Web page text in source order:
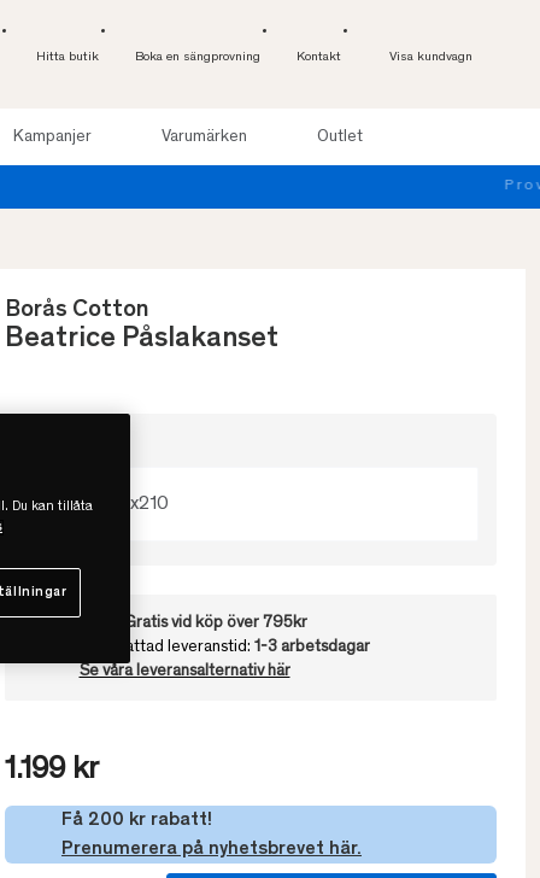
Hitta butik Boka en sängprovning Kontakt Visa kundvagn
Kampanjer Varumärken Outlet
Borås Cotton
Beatrice Påslakanset
150x210
Gratis vid köp över 795kr
Uppskattad leveranstid: 1-3 arbetsdagar
Se våra leveransalternativ här
1.199 kr
Få 200 kr rabatt!
Prenumerera på nyhetsbrevet här.
Du kan tillåta